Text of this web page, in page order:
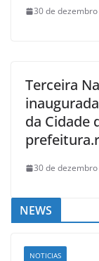
30 de
Terceira
da Cidade
30 de
NEWS
NOTICIAS